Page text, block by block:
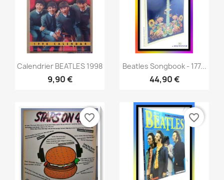
Aperçu rapide
Calendrier BEATLES 1998
9,90 €
Aperçu rapide
Beatles Songbook - 177...
44,90 €
favorite_border favorite_border